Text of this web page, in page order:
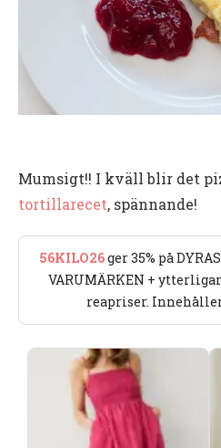
Mumsigt!! I kväll blir det
tortillarecet, spännande!
56KILO26ger 35% på
VARUMÄRKEN +
reapriser.